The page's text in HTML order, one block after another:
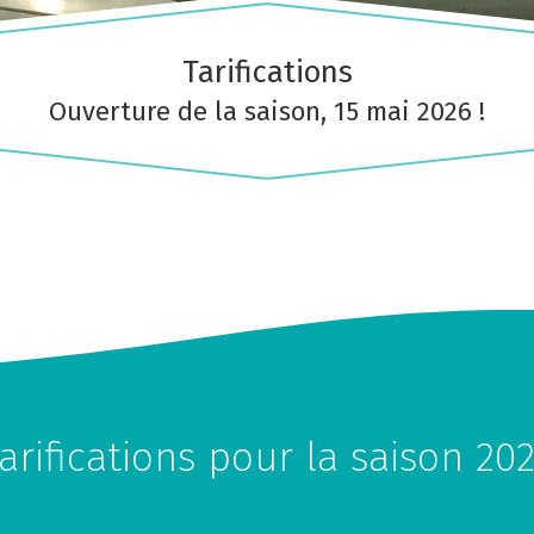
Tarifications
Ouverture de la saison, 15 mai 2026 !
pour la saison